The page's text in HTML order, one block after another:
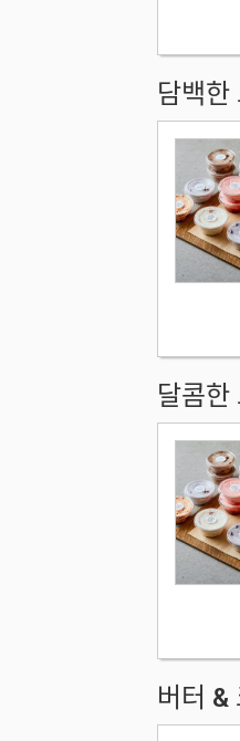
담백한
달콤한
버터 &